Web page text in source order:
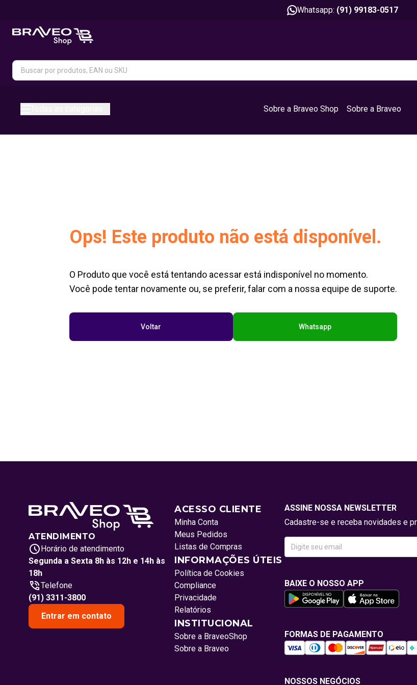
Whatsapp: (91) 99183-0517
Sobre a Braveo Shop Sobre a Braveo
Ops! Este produto não está disponível.
O Produto que você está tentando acessar está indisponível no momento.
Você pode tentar novamente ou, se preferir, falar com a nossa equipe de suporte.
Voltar Whatsapp
ATENDIMENTO
Horário de atendimento
Segunda a Sexta 8h às 12h e 14h às
18h
Telefone
(91) 3311-3800
Entrar em contato
ACESSO CLIENTE
Minha Conta
Meus Pedidos
Listas de Compras
INFORMAÇÕES ÚTEIS
Política de Cookies
Compliance
Privacidade
Relatórios
INSTITUCIONAL
Sobre a BraveoShop
Sobre a Braveo
ASSINE NOSSA NEWSLETTER
Cadastre-se e receba novidades e
BAIXE O NOSSO APP
FORMAS DE PAGAMENTO
NOSSOS NEGÓCIOS